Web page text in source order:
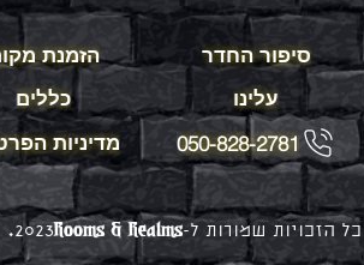
כללים
הזמנת
מדיניות
סיפור החדר
עלינו
050-828-2781
כל הזכויות שמורות ל-2023 Rooms & Realms.